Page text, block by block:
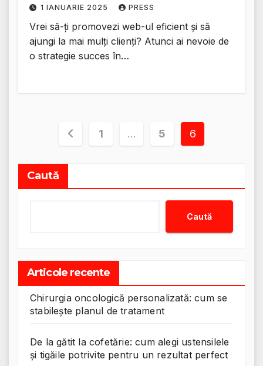
1 IANUARIE 2025 PRESS
Vrei să-ți promovezi web-ul eficient și să
ajungi la mai mulți clienți? Atunci ai nevoie de
o strategie succes în…
Paginație
articole
1 … 5 6
Caută
Caută
Articole recente
Chirurgia oncologică personalizată: cum se
stabilește planul de tratament
De la gătit la cofetărie: cum alegi ustensilele
și tigăile potrivite pentru un rezultat perfect